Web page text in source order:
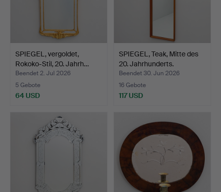
SPIEGEL, vergoldet,
Rokoko-Stil, 20. Jahrh…
Beendet 2. Jul 2026
5 Gebote
64 USD
SPIEGEL, Teak, Mitte des
20. Jahrhunderts.
Beendet 30. Jun 2026
16 Gebote
117 USD